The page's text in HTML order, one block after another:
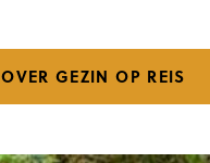
OVER GEZIN OP REIS